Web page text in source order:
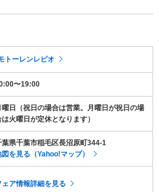
ーレンレピオ
〜19:00
曜日（祝日の場合は営業。月曜日が祝日の場
は火曜日が定休となります）
葉県千葉市稲毛区長沼原町344-1
図を見る（Yahoo!マップ）
ェア情報詳細を見る